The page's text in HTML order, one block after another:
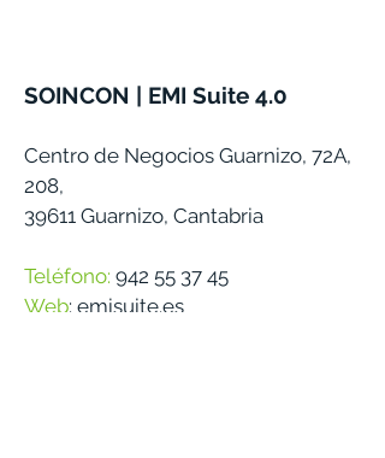
SOINCON | EMI Suite 4.0
Centro de Negocios Guarnizo, 72A,
208,
39611 Guarnizo, Cantabria
Teléfono: 942 55 37 45
Web: emisuite.es